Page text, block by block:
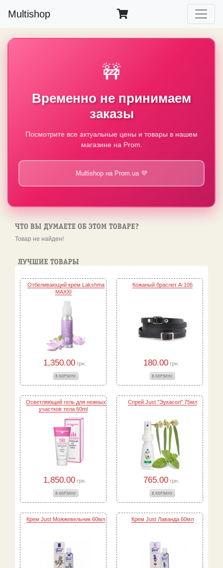
Multishop
🚧
Временно не принимаем
заказы
Посмотрите все актуальные цены и товары в нашем
магазине на Prom.
Multishop на Prom.ua 💜
Товар не найден!
Отбеливающий крем Lakshma
MAXXI
1,350.00грн.
Кожаный браслет A-106
180.00грн.
Осветляющий гель для нежных
участков тела 60ml
1,850.00грн.
Спрей Just "Эукасол" 75мл
765.00грн.
Крем Just Можжевельник 60мл Крем Just Лаванда 60мл